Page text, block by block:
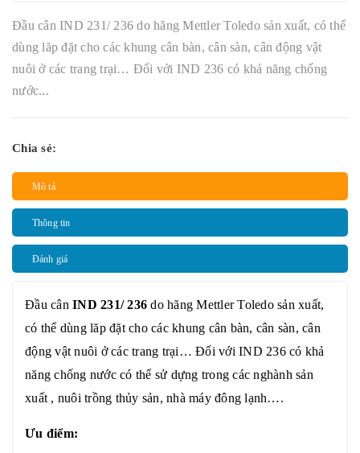
Đầu cân IND 231/ 236 do hãng Mettler Toledo sản xuất, có thể
dùng lăp đặt cho các khung cân bàn, cân sàn, cân động vật
nuôi ở các trang trại… Đối với IND 236 có khả năng chống
nước...
Chia sẻ:
Mô tả
Thông tin
Đánh giá
Đầu cân IND 231/ 236 do hãng Mettler Toledo sản xuất,
có thể dùng lăp đặt cho các khung cân bàn, cân sàn, cân
động vật nuôi ở các trang trại… Đối với IND 236 có khả
năng chống nước có thể sử dựng trong các nghành sản
xuất , nuôi trồng thủy sản, nhà máy đông lạnh….
Ưu điểm: